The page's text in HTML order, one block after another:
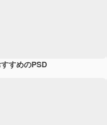
すめのPSD